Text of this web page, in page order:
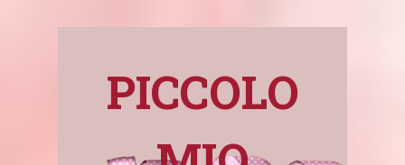
PICCOLO